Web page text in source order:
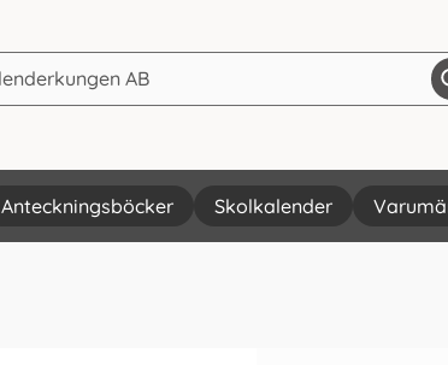
Anteckningsböcker Skolkalender